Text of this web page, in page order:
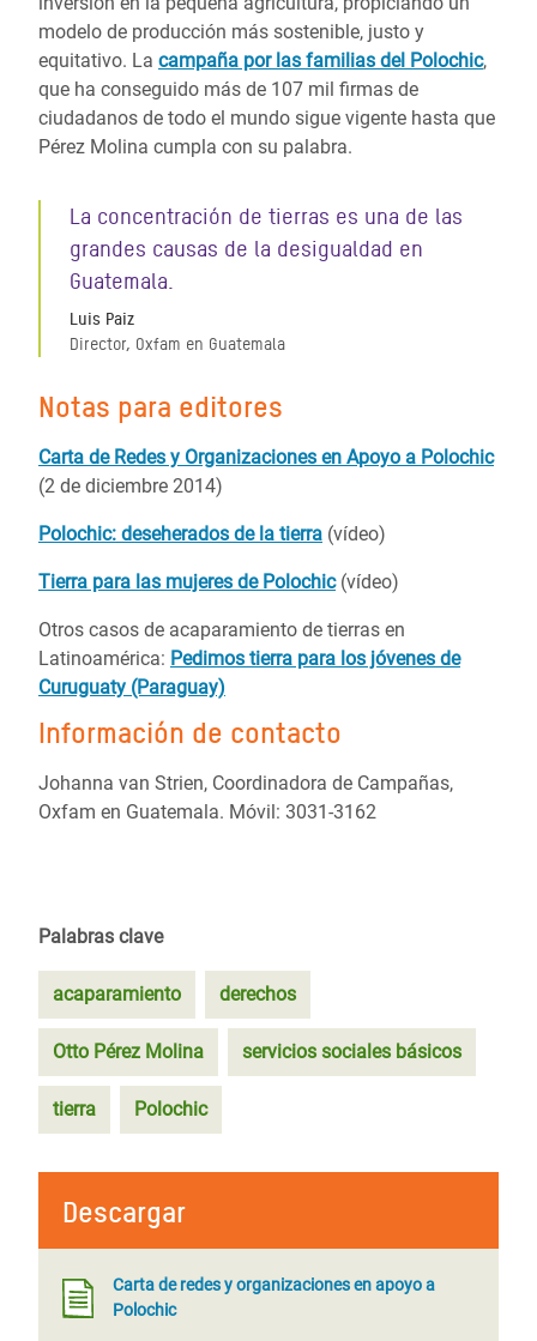
modelo de producción más sostenible, justo y
equitativo. La campaña por las familias del Polochic,
que ha conseguido más de 107 mil firmas de
ciudadanos de todo el mundo sigue vigente hasta que
Pérez Molina cumpla con su palabra.
La concentración de tierras es una de las
grandes causas de la desigualdad en
Guatemala.
Luis Paiz
Director, Oxfam en Guatemala
Notas para editores
Carta de Redes y Organizaciones en Apoyo a Polochic
(2 de diciembre 2014)
Polochic: deseherados de la tierra (vídeo)
Tierra para las mujeres de Polochic(vídeo)
Otros casos de acaparamiento de tierras en
Latinoamérica: Pedimos tierra para los jóvenes de
Curuguaty (Paraguay)
Información de contacto
Johanna van Strien, Coordinadora de Campañas,
Oxfam en Guatemala. Móvil: 3031-3162
Palabras clave
acaparamiento derechos
Otto Pérez Molina servicios sociales básicos
tierra Polochic
Descargar
Carta de redes y organizaciones en apoyo a
Polochic